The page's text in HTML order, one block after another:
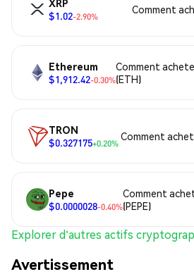
XRP
$1.02-2.90%
Comment
Ethereum
$1,912.42-0.30%
Comment
(ETH)
TRON
$0.327175+0.20%
Comment
Pepe
$0.0000028-0.40%
Comment
(PEPE)
Explorer d'autres actifs
Avertissement